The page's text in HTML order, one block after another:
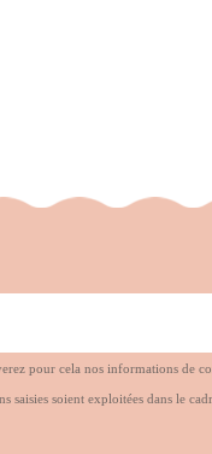
pour cela nos informations de
soient exploitées dans le